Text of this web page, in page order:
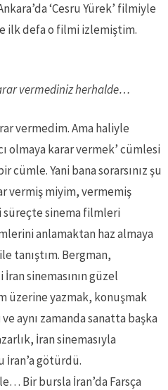
‘Cesru Yürek’ filmiyle
ilk defa o filmi izlemiştim.
vermediniz herhalde…
vermedim. Ama haliyle
olmaya karar vermek’ cümlesi
cümle. Yani bana sorarsınız şu
vermiş miyim, vermemiş
süreçte sinema filmleri
anlamaktan haz almaya
tanıştım. Bergman,
sinemasının güzel
üzerine yazmak, konuşmak
aynı zamanda sanatta başka
İran sinemasıyla
İran’a götürdü.
Bir bursla İran’da Farsça